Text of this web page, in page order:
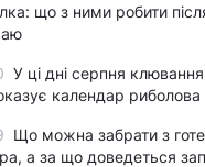
що з ними робити
У ці дні серпня
календар риболова
Що можна забрати з
а за що доведеться